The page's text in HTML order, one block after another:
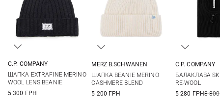
C.P. COMPANY
ШАПКА EXTRAFINE MERINO
WOOL LENS BEANIE
5 300 ГРН
MERZ B.SCHWANEN
ШАПКА BEANIE MERINO
CASHMERE BLEND
5 200 ГРН
C.P. COMPANY
БАЛАКЛАВА
RE-WOOL
5 280 ГРН8